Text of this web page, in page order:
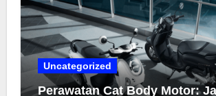
Uncategorized
Perawatan Cat Body Motor: